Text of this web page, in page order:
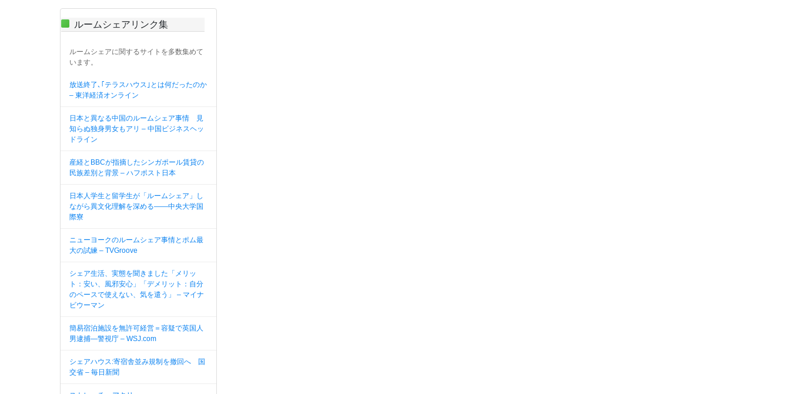
ルームシェアリンク集
ルームシェアに関するサイトを多数集めて
います。
放送終了､｢テラスハウス｣とは何だったのか
– 東洋経済オンライン
日本と異なる中国のルームシェア事情 見
知らぬ独身男女もアリ – 中国ビジネスヘッ
ドライン
産経とBBCが指摘したシンガポール賃貸の
民族差別と背景 – ハフポスト日本
日本人学生と留学生が「ルームシェア」し
ながら異文化理解を深める――中央大学国
際寮
ニューヨークのルームシェア事情とポム最
大の試練 – TVGroove
シェア生活、実態を聞きました「メリッ
ト：安い、風邪安心」「デメリット：自分
のペースで使えない、気を遣う」 – マイナ
ビウーマン
簡易宿泊施設を無許可経営＝容疑で英国人
男逮捕—警視庁 – WSJ.com
シェアハウス:寄宿舎並み規制を撤回へ 国
交省 – 毎日新聞